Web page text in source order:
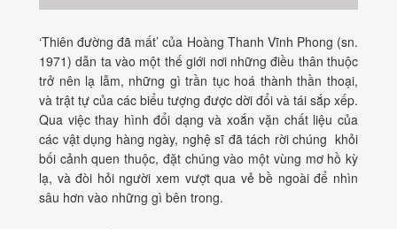
‘Thiên đường đã mất’ của Hoàng Thanh Vĩnh Phong (sn.
1971) dẫn ta vào một thế giới nơi những điều thân thuộc
trở nên lạ lẫm, những gì trần tục hoá thành thần thoại,
và trật tự của các biểu tượng được dời đổi và tái sắp xếp.
Qua việc thay hình đổi dạng và xoắn vặn chất liệu của
các vật dụng hàng ngày, nghệ sĩ đã tách rời chúng khỏi
bối cảnh quen thuộc, đặt chúng vào một vùng mơ hồ kỳ
lạ, và đòi hỏi người xem vượt qua vẻ bề ngoài để nhìn
sâu hơn vào những gì bên trong.